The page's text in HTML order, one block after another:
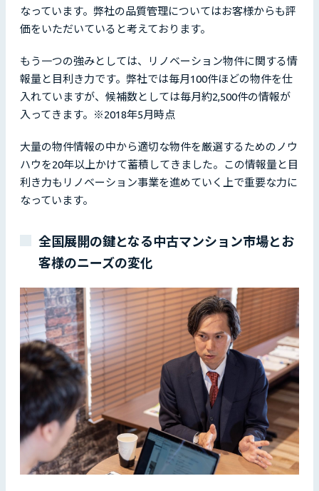
なっています。弊社の品質管理についてはお客様からも評
価をいただいていると考えております。
もう一つの強みとしては、リノベーション物件に関する情
報量と目利き力です。弊社では毎月100件ほどの物件を仕
入れていますが、候補数としては毎月約2,500件の情報が
入ってきます。※2018年5月時点
大量の物件情報の中から適切な物件を厳選するためのノウ
ハウを20年以上かけて蓄積してきました。この情報量と目
利き力もリノベーション事業を進めていく上で重要な力に
なっています。
全国展開の鍵となる中古マンション市場とお
客様のニーズの変化